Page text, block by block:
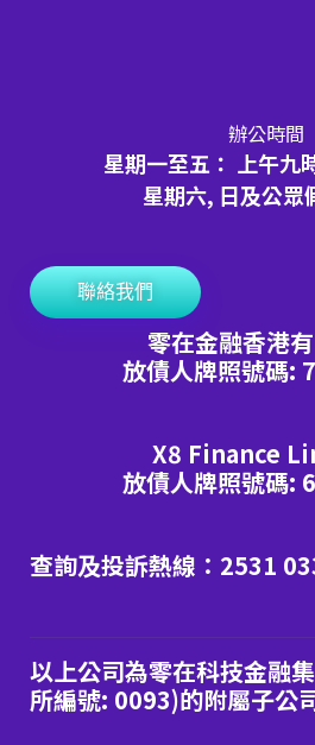
辦公時間
星期一至五： 上午九
星期六, 日及公眾
聯絡我們
零在金融香港
放債人牌照號碼:
X8 Finance
放債人牌照號碼:
查詢及投訴熱線：2531
以上公司為零在科技金融
所編號: 0093)的附屬子公